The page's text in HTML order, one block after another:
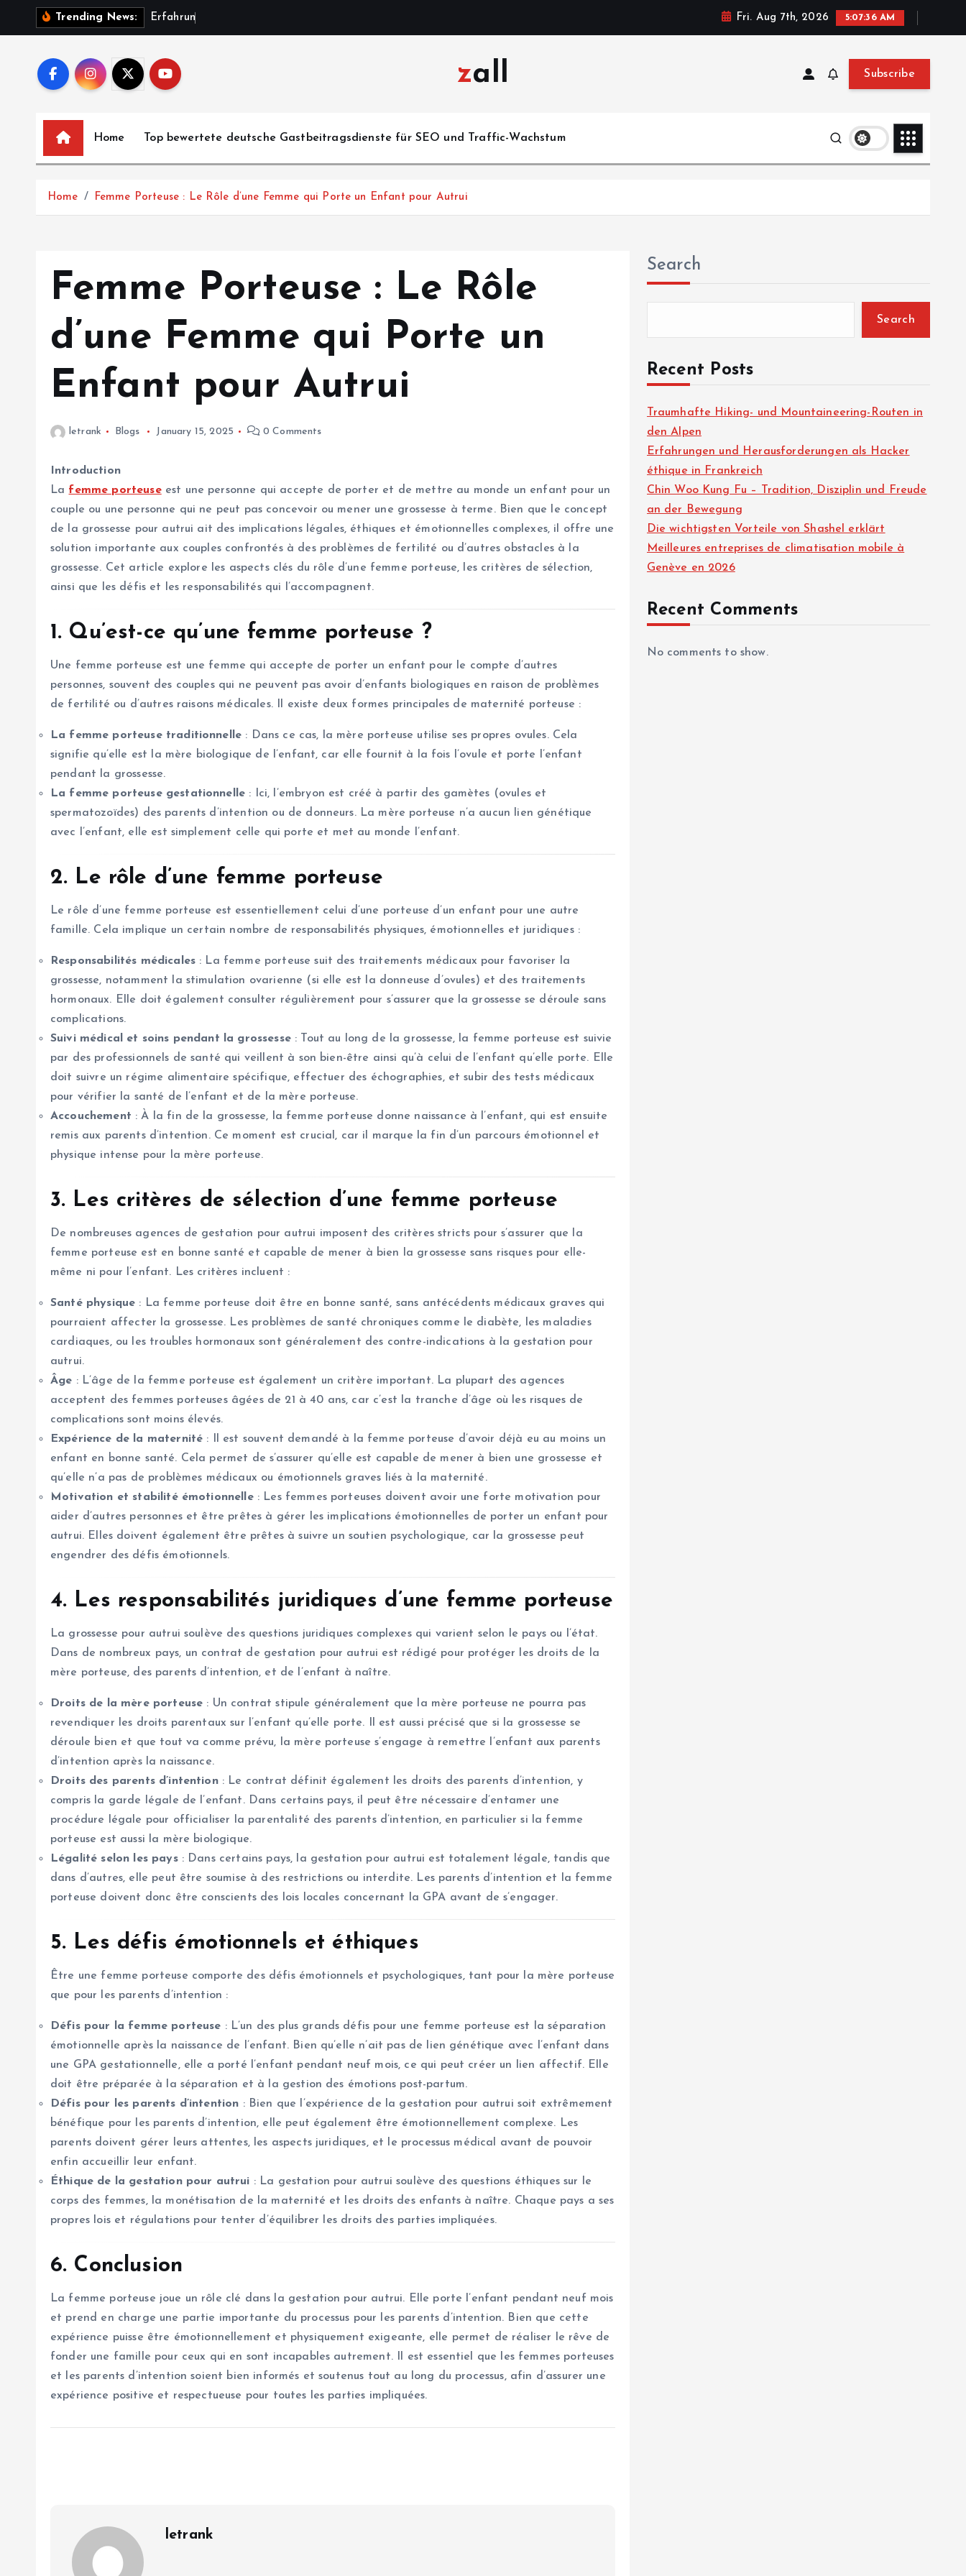
Trending News: Erfa h run Fri. Aug 7th, 2026 5:07:37 AM
zall Subscribe
Home Top bewertete deutsche Gastbeitragsdienste für SEO und Traffic-Wachstum
Home Femme Porteuse : Le Rôle d’une Femme qui Porte un Enfant pour Autrui
Femme Porteuse : Le Rôle
d’une Femme qui Porte un
Enfant pour Autrui
letrank Blogs January 15, 2025 0 Comments
Introduction
La femme porteuseest une personne qui accepte de porter et de mettre au monde un enfant pour un
couple ou une personne qui ne peut pas concevoir ou mener une grossesse à terme. Bien que le concept
de la grossesse pour autrui ait des implications légales, éthiques et émotionnelles complexes, il offre une
solution importante aux couples confrontés à des problèmes de fertilité ou d’autres obstacles à la
grossesse. Cet article explore les aspects clés du rôle d’une femme porteuse, les critères de sélection,
ainsi que les défis et les responsabilités qui l’accompagnent.
1. Qu’est-ce qu’une femme porteuse ?
Une femme porteuse est une femme qui accepte de porter un enfant pour le compte d’autres
personnes, souvent des couples qui ne peuvent pas avoir d’enfants biologiques en raison de problèmes
de fertilité ou d’autres raisons médicales. Il existe deux formes principales de maternité porteuse :
La femme porteuse traditionnelle : Dans ce cas, la mère porteuse utilise ses propres ovules. Cela
signifie qu’elle est la mère biologique de l’enfant, car elle fournit à la fois l’ovule et porte l’enfant
pendant la grossesse.
La femme porteuse gestationnelle : Ici, l’embryon est créé à partir des gamètes (ovules et
spermatozoïdes) des parents d’intention ou de donneurs. La mère porteuse n’a aucun lien génétique
avec l’enfant, elle est simplement celle qui porte et met au monde l’enfant.
2. Le rôle d’une femme porteuse
Le rôle d’une femme porteuse est essentiellement celui d’une porteuse d’un enfant pour une autre
famille. Cela implique un certain nombre de responsabilités physiques, émotionnelles et juridiques :
Responsabilités médicales : La femme porteuse suit des traitements médicaux pour favoriser la
grossesse, notamment la stimulation ovarienne (si elle est la donneuse d’ovules) et des traitements
hormonaux. Elle doit également consulter régulièrement pour s’assurer que la grossesse se déroule sans
complications.
Suivi médical et soins pendant la grossesse: Tout au long de la grossesse, la femme porteuse est suivie
par des professionnels de santé qui veillent à son bien-être ainsi qu’à celui de l’enfant qu’elle porte. Elle
doit suivre un régime alimentaire spécifique, effectuer des échographies, et subir des tests médicaux
pour vérifier la santé de l’enfant et de la mère porteuse.
Accouchement : À la fin de la grossesse, la femme porteuse donne naissance à l’enfant, qui est ensuite
remis aux parents d’intention. Ce moment est crucial, car il marque la fin d’un parcours émotionnel et
physique intense pour la mère porteuse.
3. Les critères de sélection d’une femme porteuse
De nombreuses agences de gestation pour autrui imposent des critères stricts pour s’assurer que la
femme porteuse est en bonne santé et capable de mener à bien la grossesse sans risques pour elle-
même ni pour l’enfant. Les critères incluent :
Santé physique : La femme porteuse doit être en bonne santé, sans antécédents médicaux graves qui
pourraient affecter la grossesse. Les problèmes de santé chroniques comme le diabète, les maladies
cardiaques, ou les troubles hormonaux sont généralement des contre-indications à la gestation pour
autrui.
Âge : L’âge de la femme porteuse est également un critère important. La plupart des agences
acceptent des femmes porteuses âgées de 21 à 40 ans, car c’est la tranche d’âge où les risques de
complications sont moins élevés.
Expérience de la maternité : Il est souvent demandé à la femme porteuse d’avoir déjà eu au moins un
enfant en bonne santé. Cela permet de s’assurer qu’elle est capable de mener à bien une grossesse et
qu’elle n’a pas de problèmes médicaux ou émotionnels graves liés à la maternité.
Motivation et stabilité émotionnelle: Les femmes porteuses doivent avoir une forte motivation pour
aider d’autres personnes et être prêtes à gérer les implications émotionnelles de porter un enfant pour
autrui. Elles doivent également être prêtes à suivre un soutien psychologique, car la grossesse peut
engendrer des défis émotionnels.
4. Les responsabilités juridiques d’une femme porteuse
La grossesse pour autrui soulève des questions juridiques complexes qui varient selon le pays ou l’état.
Dans de nombreux pays, un contrat de gestation pour autrui est rédigé pour protéger les droits de la
mère porteuse, des parents d’intention, et de l’enfant à naître.
Droits de la mère porteuse : Un contrat stipule généralement que la mère porteuse ne pourra pas
revendiquer les droits parentaux sur l’enfant qu’elle porte. Il est aussi précisé que si la grossesse se
déroule bien et que tout va comme prévu, la mère porteuse s’engage à remettre l’enfant aux parents
d’intention après la naissance.
Droits des parents d’intention: Le contrat définit également les droits des parents d’intention, y
compris la garde légale de l’enfant. Dans certains pays, il peut être nécessaire d’entamer une
procédure légale pour officialiser la parentalité des parents d’intention, en particulier si la femme
porteuse est aussi la mère biologique.
Légalité selon les pays: Dans certains pays, la gestation pour autrui est totalement légale, tandis que
dans d’autres, elle peut être soumise à des restrictions ou interdite. Les parents d’intention et la femme
porteuse doivent donc être conscients des lois locales concernant la GPA avant de s’engager.
5. Les défis émotionnels et éthiques
Être une femme porteuse comporte des défis émotionnels et psychologiques, tant pour la mère porteuse
que pour les parents d’intention :
Défis pour la femme porteuse : L’un des plus grands défis pour une femme porteuse est la séparation
émotionnelle après la naissance de l’enfant. Bien qu’elle n’ait pas de lien génétique avec l’enfant dans
une GPA gestationnelle, elle a porté l’enfant pendant neuf mois, ce qui peut créer un lien affectif. Elle
doit être préparée à la séparation et à la gestion des émotions post-partum.
Défis pour les parents d’intention : Bien que l’expérience de la gestation pour autrui soit extrêmement
bénéfique pour les parents d’intention, elle peut également être émotionnellement complexe. Les
parents doivent gérer leurs attentes, les aspects juridiques, et le processus médical avant de pouvoir
enfin accueillir leur enfant.
Éthique de la gestation pour autrui : La gestation pour autrui soulève des questions éthiques sur le
corps des femmes, la monétisation de la maternité et les droits des enfants à naître. Chaque pays a ses
propres lois et régulations pour tenter d’équilibrer les droits des parties impliquées.
6. Conclusion
La femme porteuse joue un rôle clé dans la gestation pour autrui. Elle porte l’enfant pendant neuf mois
et prend en charge une partie importante du processus pour les parents d’intention. Bien que cette
expérience puisse être émotionnellement et physiquement exigeante, elle permet de réaliser le rêve de
fonder une famille pour ceux qui en sont incapables autrement. Il est essentiel que les femmes porteuses
et les parents d’intention soient bien informés et soutenus tout au long du processus, afin d’assurer une
expérience positive et respectueuse pour toutes les parties impliquées.
letrank
Search
Search
Recent Posts
Traumhafte Hiking- und Mountaineering-Routen in
den Alpen
Erfahrungen und Herausforderungen als Hacker
éthique in Frankreich
Chin Woo Kung Fu – Tradition, Disziplin und Freude
an der Bewegung
Die wichtigsten Vorteile von Shashel erklärt
Meilleures entreprises de climatisation mobile à
Genève en 2026
Recent Comments
No comments to show.